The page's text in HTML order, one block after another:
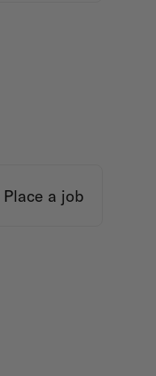
Place a job